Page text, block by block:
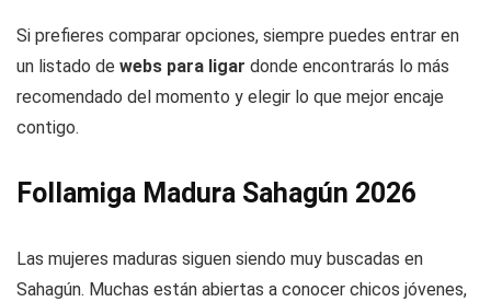
Si prefieres comparar opciones, siempre puedes entrar en
un listado de webs para ligar donde encontrarás lo más
recomendado del momento y elegir lo que mejor encaje
contigo.
Follamiga Madura Sahagún 2026
Las mujeres maduras siguen siendo muy buscadas en
Sahagún. Muchas están abiertas a conocer chicos jóvenes,